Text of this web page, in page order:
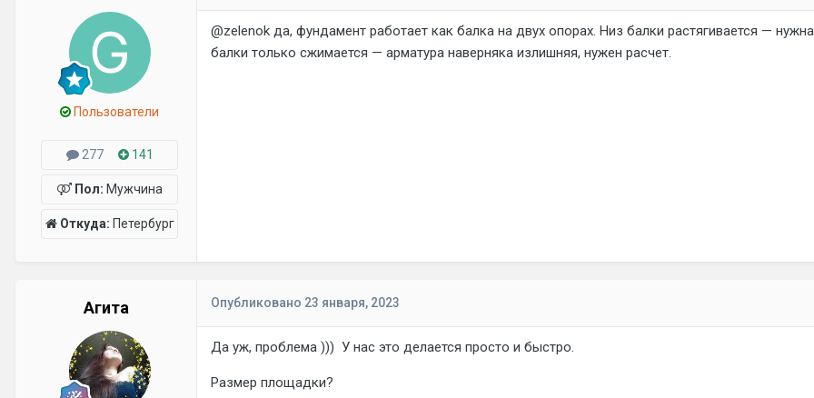
Пользователи
277 141
Пол: Мужчина
Откуда: Петербург
@zelenok да, фундамент работает как балка на двух опорах. Низ балки растягивается —
балки только сжимается — арматура наверняка излишняя, нужен расчет.
Агита Опубликовано 23 января, 2023
Да уж, проблема ))) У нас это делается просто и быстро.
Размер площадки?